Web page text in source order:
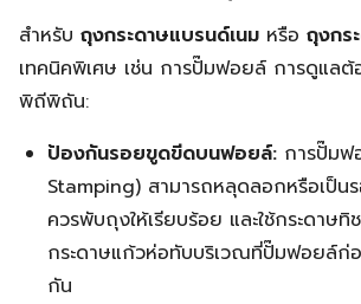
สำหรับ ถุงกระดาษแบรนด์เนม หรือ ถุงกร
เทคนิคพิเศษ เช่น การปั๊มฟอยล์ การดูแลต้
พิถีพิถัน:
ป้องกันรอยขูดขีดบนฟอยล์: การปั๊มฟ
Stamping) สามารถหลุดลอกหรือเป็น
ควรพับถุงให้เรียบร้อย และใช้กระดาษ
กระดาษแก้วห่อทับบริเวณที่ปั๊มฟอยล์ก่
กัน